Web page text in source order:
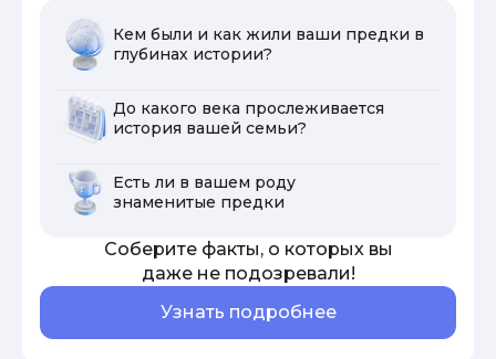
Кем были и как жили ваши предки в
глубинах истории?
До какого века прослеживается
история вашей семьи?
Есть ли в вашем роду
знаменитые предки
Соберите факты, о которых вы
даже не подозревали!
Узнать подробнее